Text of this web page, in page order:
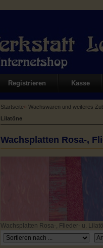
Registrieren Kasse
Startseite» Wachswaren und weiteres
Lilatöne
Wachsplatten Rosa-,
Wachsplatten Rosa-, Flieder- u.